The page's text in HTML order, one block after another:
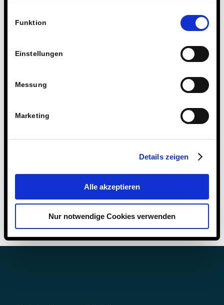
Technologien.
Funktion
Einstellungen
Messung
Marketing
Details zeigen
Alle akzeptieren
Nur notwendige Cookies verwenden